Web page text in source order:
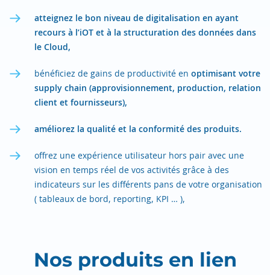
atteignez le bon niveau de digitalisation en ayant
recours à l’iOT et à la structuration des données dans
le Cloud,
bénéficiez de gains de productivité en optimisant votre
supply chain (approvisionnement, production, relation
client et fournisseurs),
améliorez la qualité et la conformité des produits.
offrez une expérience utilisateur hors pair avec une
vision en temps réel de vos activités grâce à des
indicateurs sur les différents pans de votre organisation
( tableaux de bord, reporting, KPI … ),
Nos produits en lien